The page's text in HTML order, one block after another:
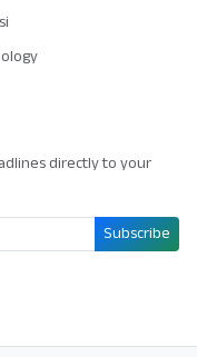
directly to your
Subscribe